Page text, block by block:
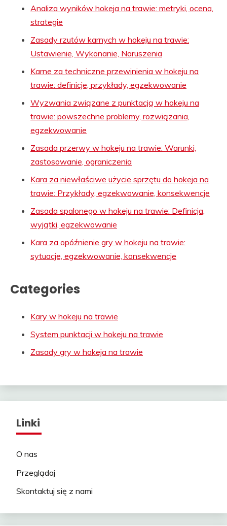
Analiza wyników hokeja na trawie: metryki, ocena,
strategie
Zasady rzutów karnych w hokeju na trawie:
Ustawienie, Wykonanie, Naruszenia
Karne za techniczne przewinienia w hokeju na
trawie: definicje, przykłady, egzekwowanie
Wyzwania związane z punktacją w hokeju na
trawie: powszechne problemy, rozwiązania,
egzekwowanie
Zasada przerwy w hokeju na trawie: Warunki,
zastosowanie, ograniczenia
Kara za niewłaściwe użycie sprzętu do hokeja na
trawie: Przykłady, egzekwowanie, konsekwencje
Zasada spalonego w hokeju na trawie: Definicja,
wyjątki, egzekwowanie
Kara za opóźnienie gry w hokeju na trawie:
sytuacje, egzekwowanie, konsekwencje
Categories
Kary w hokeju na trawie
System punktacji w hokeju na trawie
Zasady gry w hokeja na trawie
Linki
O nas
Przeglądaj
Skontaktuj się z nami